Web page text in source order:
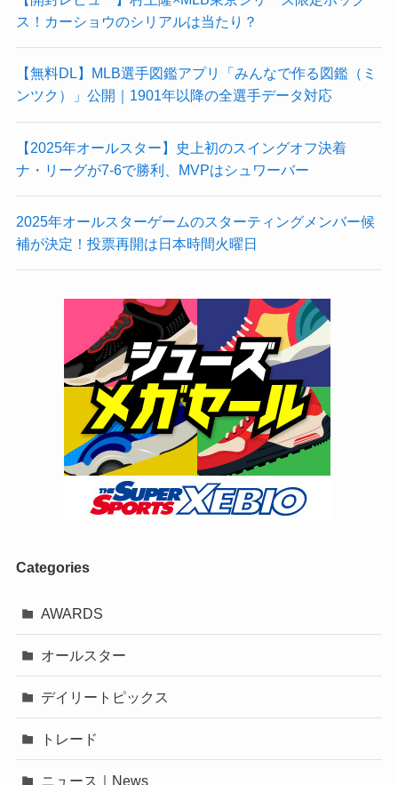
ス！カーショウのシリアルは当たり？
【無料DL】MLB選手図鑑アプリ「みんなで作る図鑑（ミ
ンツク）」公開｜1901年以降の全選手データ対応
【2025年オールスター】史上初のスイングオフ決着
ナ・リーグが7-6で勝利、MVPはシュワーバー
2025年オールスターゲームのスターティングメンバー候
補が決定！投票再開は日本時間火曜日
Categories
AWARDS
オールスター
デイリートピックス
トレード
ニュース｜News